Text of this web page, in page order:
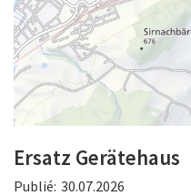
Ersatz Gerätehaus
Publié: 30.07.2026